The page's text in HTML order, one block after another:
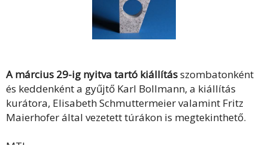
A március 29-ig nyitva tartó kiállításszombatonként
és keddenként a gyűjtő Karl Bollmann, a kiállítás
kurátora, Elisabeth Schmuttermeier valamint Fritz
Maierhofer által vezetett túrákon is megtekinthető.